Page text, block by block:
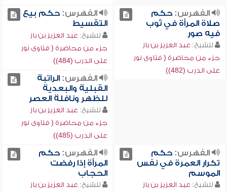
الفهرس:حكم
صلاة المرأة في ثوب
فيه صور
للشيخ: عبد العزيز بن باز
جزء من محاضرة ( فتاوى نور
على الدرب (482))
الفهرس:حكم بيع
التقسيط
للشيخ: عبد العزيز بن باز
جزء من محاضرة ( فتاوى نور
على الدرب (484))
الفهرس:الراتبة
القبلية والبعدية
للظهر ونافلة العصر
للشيخ: عبد العزيز بن باز
جزء من محاضرة ( فتاوى نور
على الدرب (485))
الفهرس:حكم
تكرار العمرة في نفس
الموسم
للشيخ: عبد العزيز بن باز
الفهرس:حكم
المرأة إذا رفضت
الحجاب
للشيخ: عبد العزيز بن باز